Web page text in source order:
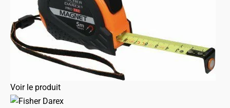
Voir le produit